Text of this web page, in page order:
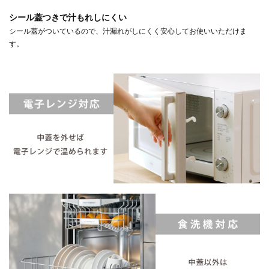
シール蓋つきで汁もれしにくい
シール蓋がついているので、汁漏れがしにくく安心してお使いいただけま
す。